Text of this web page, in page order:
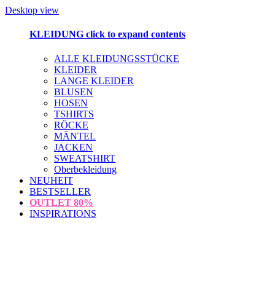
Desktop view
KLEIDUNG click to expand contents
ALLE KLEIDUNGSSTÜCKE
KLEIDER
LANGE KLEIDER
BLUSEN
HOSEN
TSHIRTS
RÖCKE
MÄNTEL
JACKEN
SWEATSHIRT
Oberbekleidung
NEUHEIT
BESTSELLER
OUTLET 80%
INSPIRATIONS